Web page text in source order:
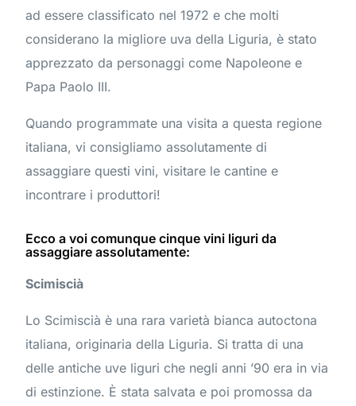
ad essere classificato nel 1972 e che molti
considerano la migliore uva della Liguria, è stato
apprezzato da personaggi come Napoleone e
Papa Paolo III.
Quando programmate una visita a questa regione
italiana, vi consigliamo assolutamente di
assaggiare questi vini, visitare le cantine e
incontrare i produttori!
Ecco a voi comunque cinque vini liguri da
assaggiare assolutamente:
Scimiscià
Lo Scimiscià è una rara varietà bianca autoctona
italiana, originaria della Liguria. Si tratta di una
delle antiche uve liguri che negli anni ’90 era in via
di estinzione. È stata salvata e poi promossa da